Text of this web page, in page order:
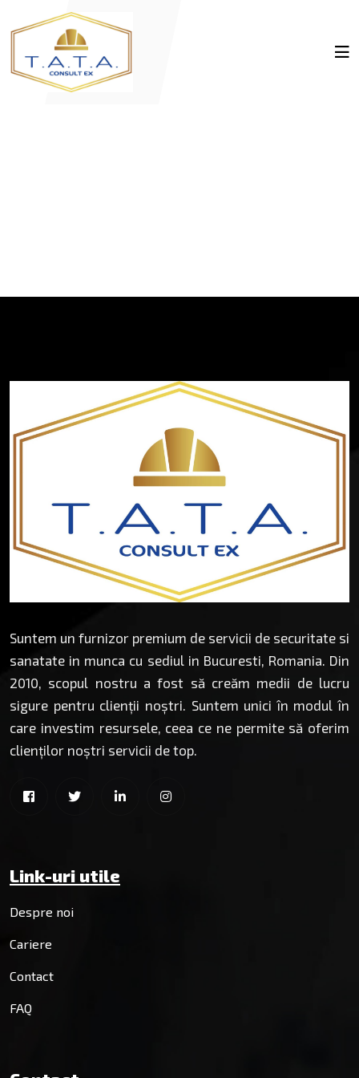
Suntem un furnizor premium de servicii de securitate si
sanatate in munca cu sediul in Bucuresti, Romania. Din
2010, scopul nostru a fost să creăm medii de lucru
sigure pentru clienții noștri. Suntem unici în modul în
care investim resursele, ceea ce ne permite să oferim
clienților noștri servicii de top.
Link-uri utile
Despre noi
Cariere
Contact
FAQ